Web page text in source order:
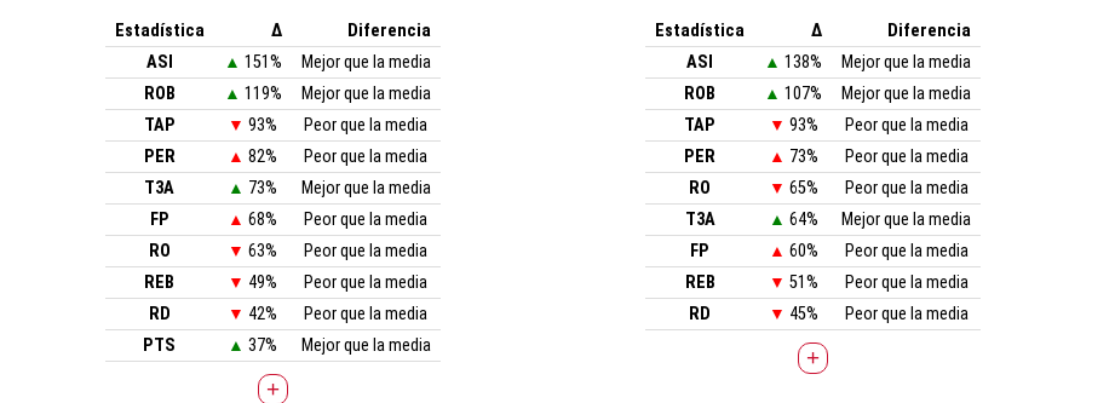
Estadística Δ
Diferencia
ASI
▲ 151%
Mejor que la media
ROB
▲ 119%
Mejor que la media
TAP
▼ 93%
Peor que la media
PER
▲ 82%
Peor que la media
T3A
▲ 73%
Mejor que la media
FP
▲ 68%
Peor que la media
RO
▼ 63%
Peor que la media
REB
▼ 49%
Peor que la media
RD
▼ 42%
Peor que la media
PTS
▲ 37% Mejor que la media
+
Estadística Δ
Diferencia
ASI
▲ 138%
Mejor que la media
ROB
▲ 107%
Mejor que la media
TAP
▼ 93%
Peor que la media
PER
▲ 73%
Peor que la media
RO
▼ 65%
Peor que la media
T3A
▲ 64%
Mejor que la media
FP
▲ 60%
Peor que la media
REB
▼ 51%
Peor que la media
RD
▼ 45% Peor que la media
+